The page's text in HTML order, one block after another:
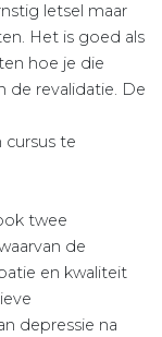
letsel maar
Het is goed als
hoe je die
de revalidatie. De
te
twee
de
en kwaliteit
depressie na